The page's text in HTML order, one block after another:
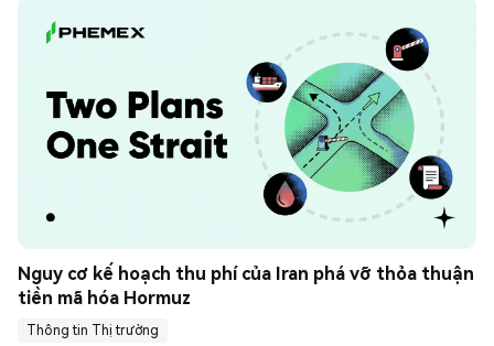
Nguy cơ kế hoạch thu phí của Iran phá vỡ thỏa thuận
tiền mã hóa Hormuz
Thông tin Thị trường